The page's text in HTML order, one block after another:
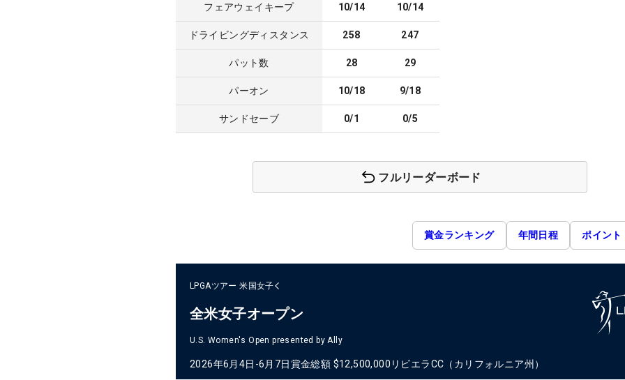
フェアウェイキープ 10/14 10/14
ドライビングディスタンス 258 247
パット数 28 29
パーオン 10/18 9/18
サンドセーブ 0/1 0/5
フルリーダーボード
賞金ランキング 年間日程 ポイント
LPGAツアー 米国女子
全米女子オープン
U.S. Women's Open presented by Ally
2026年6月4日-6月7日賞金総額 $12,500,000 リビエラCC（カリフォルニア州）